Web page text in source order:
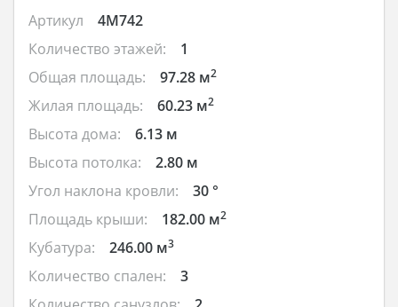
Артикул
4M742
Количество этажей:
1
Общая площадь:
97.28 м2
Жилая площадь: 60.23 м2
Высота дома:
6.13 м
Высота потолка:
2.80 м
Угол наклона кровли:
30 °
Площадь крыши:
182.00 м2
Кубатура: 246.00 м3
Количество спален:
3